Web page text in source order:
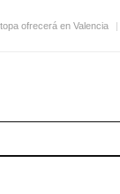
ofrecerá en Valencia